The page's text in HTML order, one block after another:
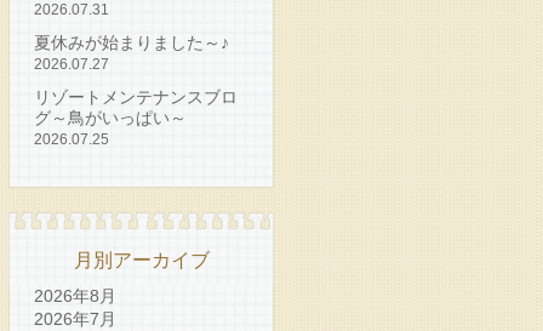
2026.07.31
夏休みが始まりました～♪
2026.07.27
リゾートメンテナンスブロ
グ～鳥がいっぱい～
2026.07.25
月別アーカイブ
2026年8月
2026年7月